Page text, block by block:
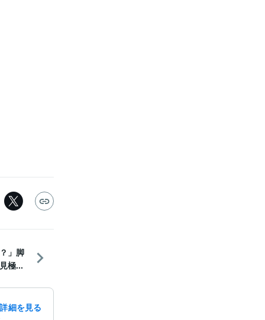
」脚
極...
細を見る